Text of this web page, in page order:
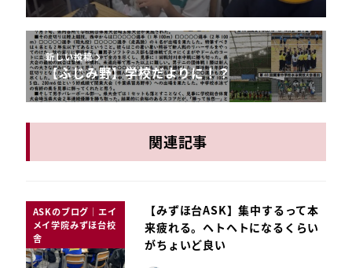
新しい投稿
【ふじみ野】学校だよりに！？
関連記事
ASKのブログ｜エイ
メイ学院みずほ台校
舎
【みずほ台ASK】集中するって本
来疲れる。ヘトヘトになるくらい
がちょいど良い